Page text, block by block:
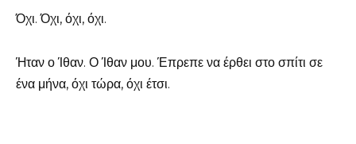
Όχι. Όχι, όχι, όχι.
Ήταν ο Ίθαν. Ο Ίθαν μου. Έπρεπε να έρθει στο σπίτι σε
ένα μήνα, όχι τώρα, όχι έτσι.